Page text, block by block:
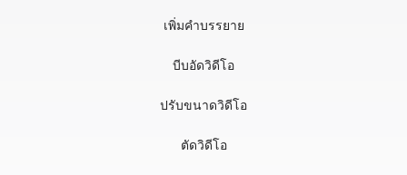
เพิ่มคำบรรยาย
บีบอัดวิดีโอ
ปรับขนาดวิดีโอ
ตัดวิดีโอ